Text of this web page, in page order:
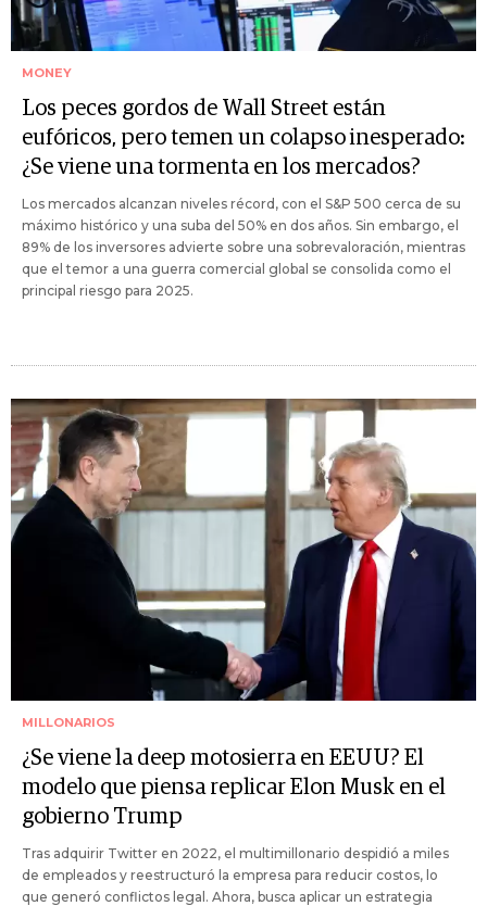
MONEY
Los peces gordos de Wall Street están
eufóricos, pero temen un colapso inesperado:
¿Se viene una tormenta en los mercados?
Los mercados alcanzan niveles récord, con el S&P 500 cerca de su
máximo histórico y una suba del 50% en dos años. Sin embargo, el
89% de los inversores advierte sobre una sobrevaloración, mientras
que el temor a una guerra comercial global se consolida como el
principal riesgo para 2025.
MILLONARIOS
¿Se viene la deep motosierra en EEUU? El
modelo que piensa replicar Elon Musk en el
gobierno Trump
Tras adquirir Twitter en 2022, el multimillonario despidió a miles
de empleados y reestructuró la empresa para reducir costos, lo
que generó conflictos legal. Ahora, busca aplicar un estrategia